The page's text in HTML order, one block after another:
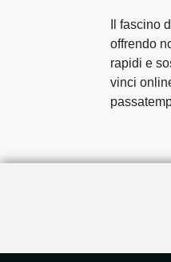
Il fascino
offrendo
rapidi e
vinci